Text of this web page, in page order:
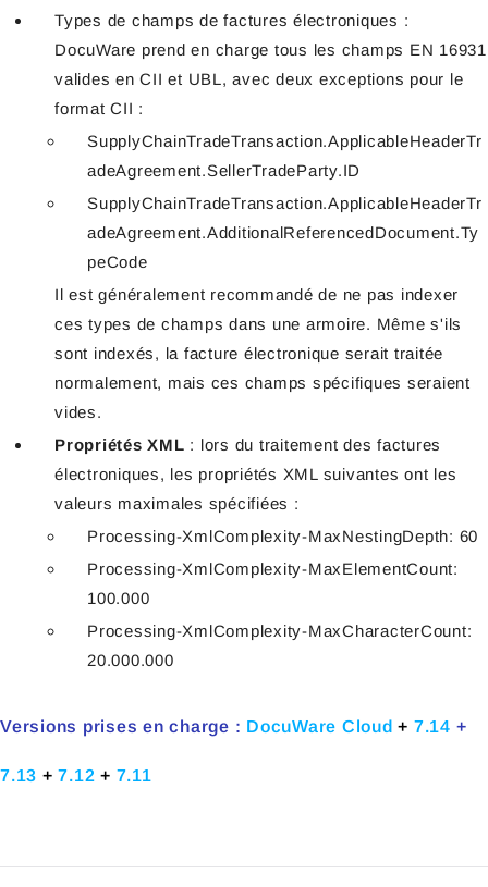
Types de champs de factures électroniques :
DocuWare prend en charge tous les champs EN 16931
valides en CII et UBL, avec deux exceptions pour le
format CII :
SupplyChainTradeTransaction.ApplicableHeaderTr
adeAgreement.SellerTradeParty.ID
SupplyChainTradeTransaction.ApplicableHeaderTr
adeAgreement.AdditionalReferencedDocument.Ty
peCode
Il est généralement recommandé de ne pas indexer
ces types de champs dans une armoire. Même s'ils
sont indexés, la facture électronique serait traitée
normalement, mais ces champs spécifiques seraient
vides.
Propriétés XML : lors du traitement des factures
électroniques, les propriétés XML suivantes ont les
valeurs maximales spécifiées :
Processing-XmlComplexity-MaxNestingDepth: 60
Processing-XmlComplexity-MaxElementCount:
100.000
Processing-XmlComplexity-MaxCharacterCount:
20.000.000
Versions prises en charge : DocuWare Cloud+ 7.14 +
7.13 + 7.12 + 7.11